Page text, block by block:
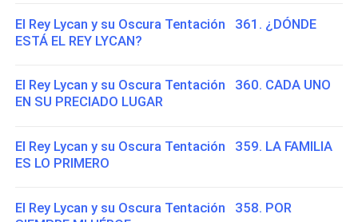
El Rey Lycan y su Oscura Tentación 361. ¿DÓNDE
ESTÁ EL REY LYCAN?
El Rey Lycan y su Oscura Tentación 360. CADA UNO
EN SU PRECIADO LUGAR
El Rey Lycan y su Oscura Tentación 359. LA FAMILIA
ES LO PRIMERO
El Rey Lycan y su Oscura Tentación 358. POR